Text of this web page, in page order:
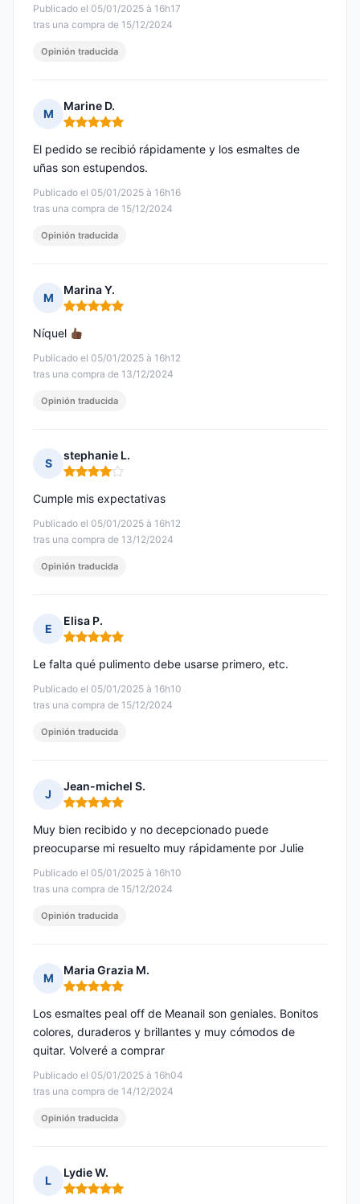
Publicado el 05/01/2025 à 16h17
tras una compra de 15/12/2024
Opinión traducida
M
Marine D.
Nota: 5 de 5
Publicado el 05/01/2025 à 16h16
tras una compra de 15/12/2024
El pedido se recibió rápidamente y los esmaltes de
uñas son estupendos.
Opinión traducida
M
Marina Y.
Nota: 5 de 5
Publicado el 05/01/2025 à 16h12
tras una compra de 13/12/2024
Níquel
Opinión traducida
S
stephanie L.
Nota: 4 de 5
Publicado el 05/01/2025 à 16h12
tras una compra de 13/12/2024
Cumple mis expectativas
Opinión traducida
E
Elisa P.
Nota: 5 de 5
Publicado el 05/01/2025 à 16h10
tras una compra de 15/12/2024
Le falta qué pulimento debe usarse primero, etc.
Opinión traducida
J
Jean-michel S.
Nota: 5 de 5
Publicado el 05/01/2025 à 16h10
tras una compra de 15/12/2024
Muy bien recibido y no decepcionado puede
preocuparse mi resuelto muy rápidamente por Julie
Opinión traducida
M
Maria Grazia M.
Nota: 5 de 5
Publicado el 05/01/2025 à 16h04
tras una compra de 14/12/2024
Los esmaltes peal off de Meanail son geniales. Bonitos
colores, duraderos y brillantes y muy cómodos de
quitar. Volveré a comprar
Opinión traducida
L
Lydie W.
Nota: 5 de 5